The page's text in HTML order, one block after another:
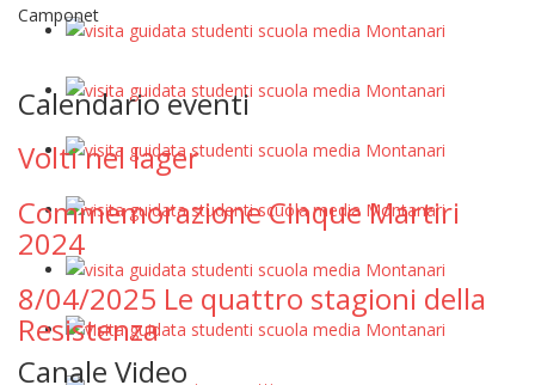
Camponet
Calendario eventi
Volti nel lager
Commemorazione Cinque Martiri
2024
8/04/2025 Le quattro stagioni della
Resistenza
Canale Video